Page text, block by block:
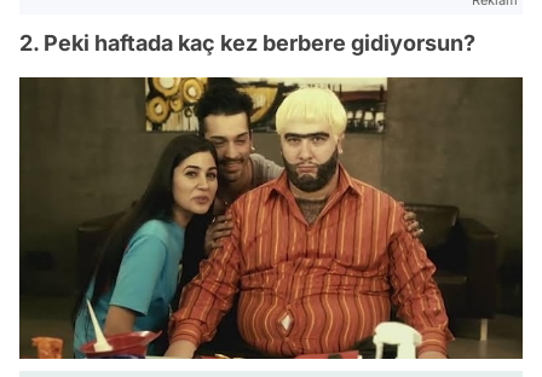
2. Peki haftada kaç kez berbere gidiyorsun?